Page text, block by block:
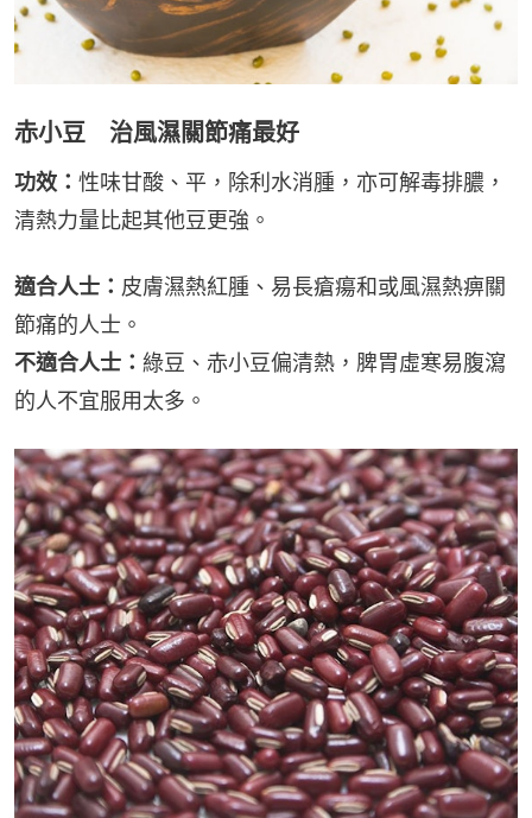
赤小豆 治風濕關節痛最好
功效： 性味甘酸、平，除利水消腫，亦可解毒排膿，
清熱力量比起其他豆更強。
適合人士： 皮膚濕熱紅腫、易長瘡瘍和或風濕熱痹關
節痛的人士。
不適合人士： 綠豆、赤小豆偏清熱，脾胃虛寒易腹瀉
的人不宜服用太多。